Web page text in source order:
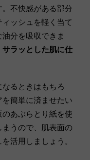
。不快感がある部分
ッシュを軽く当て
分を吸収できま
サラッとした肌に仕
るときはもちろ
簡単に済ませたい
あぶらとり紙を使
うので、肌表面の
活用しましょう。